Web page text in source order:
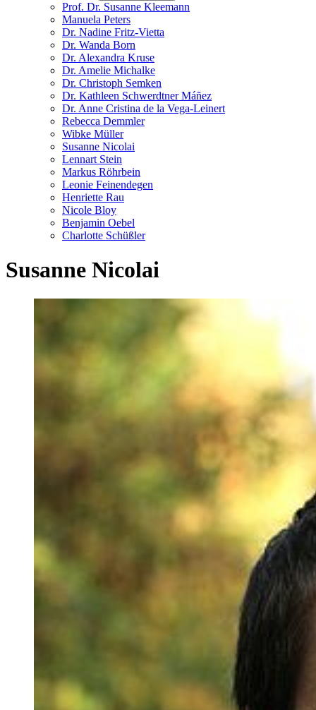
Prof. Dr. Susanne Kleemann
Manuela Peters
Dr. Nadine Fritz-Vietta
Dr. Wanda Born
Dr. Alexandra Kruse
Dr. Amelie Michalke
Dr. Christoph Semken
Dr. Kathleen Schwerdtner Máñez
Dr. Anne Cristina de la Vega-Leinert
Rebecca Demmler
Wibke Müller
Susanne Nicolai
Lennart Stein
Markus Röhrbein
Leonie Feinendegen
Henriette Rau
Nicole Bloy
Benjamin Oebel
Charlotte Schüßler
Susanne Nicolai